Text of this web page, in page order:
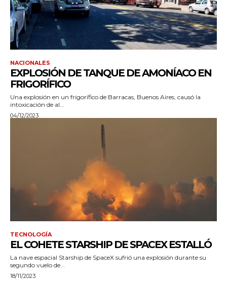
NACIONALES
EXPLOSIÓN DE TANQUE DE AMONÍACO EN
FRIGORÍFICO
Una explosión en un frigorífico de Barracas, Buenos Aires, causó la
intoxicación de al...
04/12/2023
TECNOLOGÍA
EL COHETE STARSHIP DE SPACEX ESTALLÓ
La nave espacial Starship de SpaceX sufrió una explosión durante su
segundo vuelo de...
18/11/2023